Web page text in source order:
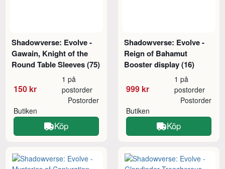
Shadowverse: Evolve -
Gawain, Knight of the
Round Table Sleeves (75)
150 kr
1 på
postorder
Butiken
Postorder
Köp
Shadowverse: Evolve -
Reign of Bahamut
Booster display (16)
999 kr
1 på
postorder
Butiken
Postorder
Köp